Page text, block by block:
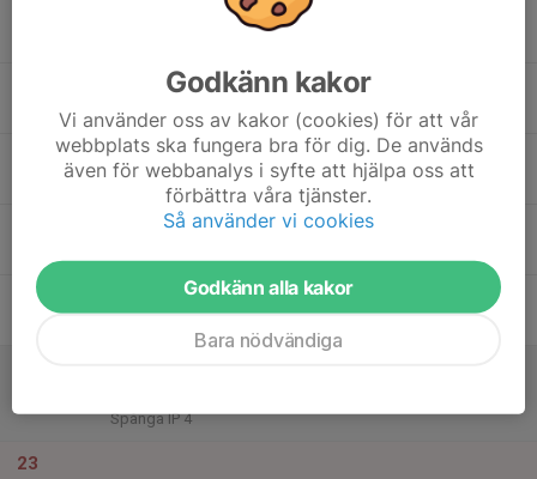
Träning - FA15
18:30
Träning - FA15
Vallentuna IP - Västra #1
Träning - FA15
21 Träning - FA15
Spånga IP 4
23
Godkänn kakor
Vi använder oss av kakor (cookies) för att vår
webbplats ska fungera bra för dig. De används
även för webbanalys i syfte att hjälpa oss att
förbättra våra tjänster.
Så använder vi cookies
Godkänn alla kakor
Bara nödvändiga